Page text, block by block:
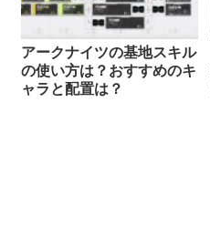
アークナイツの基地スキル
の使い方は？おすすめのキ
ャラと配置は？